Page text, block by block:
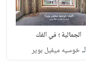
الجمالية ؛ في الفك
لـخوسيه ميغيل بوير